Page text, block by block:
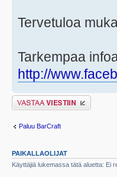
Tervetuloa
Tarkempaa
http://
Lähetä vastaus
Paluu BarCraft
PAIKALLAOLIJAT
Käyttäjiä lukemassa tätä aluetta: Ei